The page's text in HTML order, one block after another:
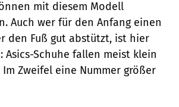
mit diesem Modell
Auch wer für den Anfang einen
den Fuß gut abstützt, ist hier
Asics-Schuhe fallen meist klein
Im Zweifel eine Nummer größer